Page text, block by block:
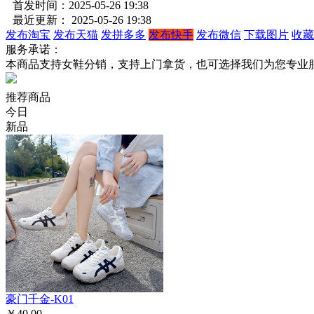
首发时间：2025-05-26 19:38
最近更新： 2025-05-26 19:38
发布淘宝 发布天猫 发拼多多 发布快手 发布微信 下载图片 收
服务承诺：
本商品支持女鞋分销，支持上门拿货，也可选择我们为您专业
推荐商品
今日
新品
豪门千金-K01